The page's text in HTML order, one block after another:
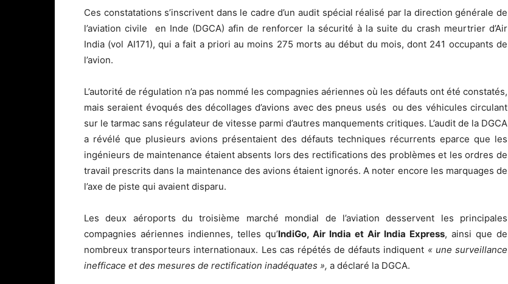
Ces constatations s’inscrivent dans le cadre d’un audit spécial réalisé par la direction générale de
l’aviation civile en Inde (DGCA) afin de renforcer la sécurité à la suite du crash meurtrier d’Air
India (vol AI171), qui a fait a priori au moins 275 morts au début du mois, dont 241 occupants de
l’avion.
L’autorité de régulation n’a pas nommé les compagnies aériennes où les défauts ont été constatés,
mais seraient évoqués des décollages d’avions avec des pneus usés ou des véhicules circulant
sur le tarmac sans régulateur de vitesse parmi d’autres manquements critiques. L’audit de la DGCA
a révélé que plusieurs avions présentaient des défauts techniques récurrents eparce que les
ingénieurs de maintenance étaient absents lors des rectifications des problèmes et les ordres de
travail prescrits dans la maintenance des avions étaient ignorés. A noter encore les marquages ​​de
l’axe de piste qui avaient disparu.
Les deux aéroports du troisième marché mondial de l’aviation desservent les principales
compagnies aériennes indiennes, telles qu’IndiGo, Air India et Air India Express, ainsi que de
nombreux transporteurs internationaux. Les cas répétés de défauts indiquent « une surveillance
inefficace et des mesures de rectification inadéquates », a déclaré la DGCA.